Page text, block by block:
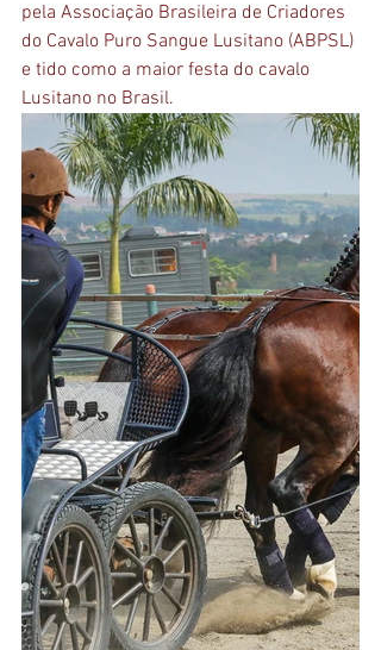
pela Associação Brasileira de Criadores
do Cavalo Puro Sangue Lusitano (ABPSL)
e tido como a maior festa do cavalo
Lusitano no Brasil.